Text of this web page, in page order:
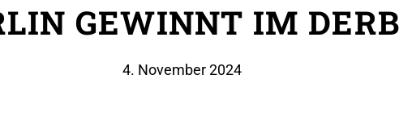
GEWINNT IM
4. November 2024